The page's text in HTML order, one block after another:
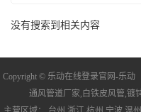
没有搜索到相关内容
Copyright © 乐动在线登录官网-乐动
通风管道厂家, 白铁皮风管,镀